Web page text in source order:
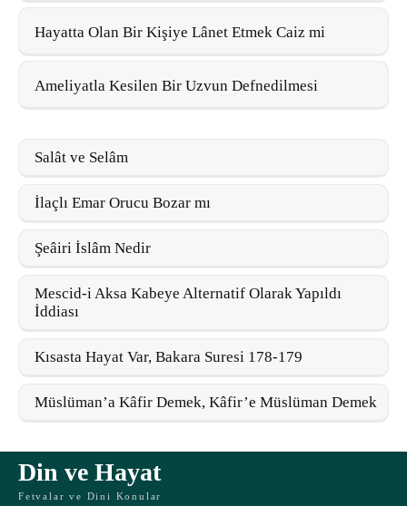
Hayatta Olan Bir Kişiye Lânet Etmek Caiz mi
Ameliyatla Kesilen Bir Uzvun Defnedilmesi
Salât ve Selâm
İlaçlı Emar Orucu Bozar mı
Şeâiri İslâm Nedir
Mescid-i Aksa Kabeye Alternatif Olarak Yapıldı
İddiası
Kısasta Hayat Var, Bakara Suresi 178-179
Müslüman’a Kâfir Demek, Kâfir’e Müslüman Demek
Din ve Hayat
Fetvalar ve Dini Konular